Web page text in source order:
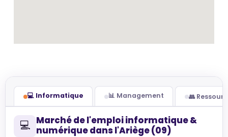
💻 Informatique 📊 Management 👥
💻 Marché de l'emploi informatique &
numérique dans l'Ariège (09)